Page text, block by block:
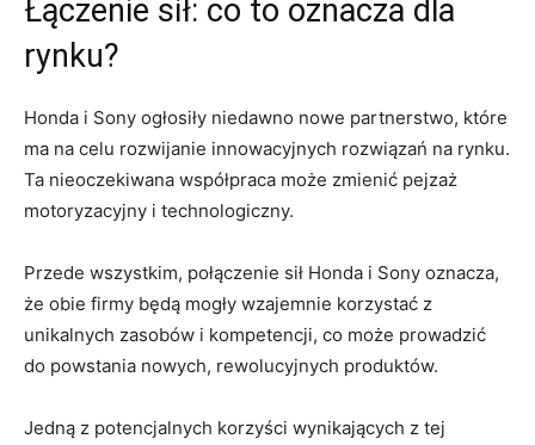
Łączenie sił: co ‍to oznacza dla
rynku?
Honda⁣ i Sony ogłosiły ‌niedawno nowe partnerstwo, które
ma na celu rozwijanie innowacyjnych rozwiązań ‍na rynku.
Ta nieoczekiwana współpraca ⁤może zmienić pejzaż⁤
motoryzacyjny i ‌technologiczny.
Przede wszystkim, połączenie ⁢sił Honda i Sony oznacza,
że​ obie firmy będą mogły ⁣wzajemnie korzystać z
unikalnych⁣ zasobów i kompetencji, co może prowadzić
do powstania nowych, ⁣rewolucyjnych produktów.
Jedną z potencjalnych korzyści⁢ wynikających z tej